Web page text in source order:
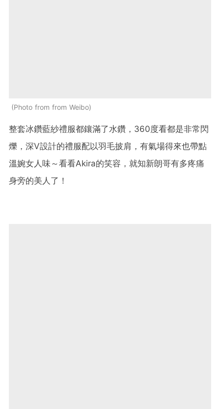
Photo from from Weibo
整套冰鑽藍紗禮服都鑲滿了水鑽，360度看都是非常閃
爍，深V設計的禮服配以羽毛披肩，有氣場得來也帶點
溫婉女人味～看看Akira的笑容，就知新朗哥有多疼痛
身旁的美人了！